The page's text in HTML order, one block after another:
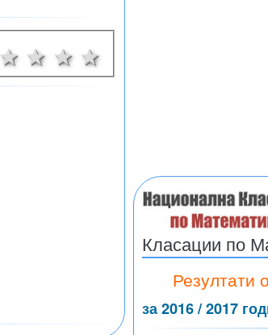
4 звезди
3 звезди
2 звезди
1 звезда
Класации по
Резултати
за 2016 / 2017